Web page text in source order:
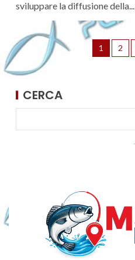
sviluppare la diffusione della...
1 2
CERCA